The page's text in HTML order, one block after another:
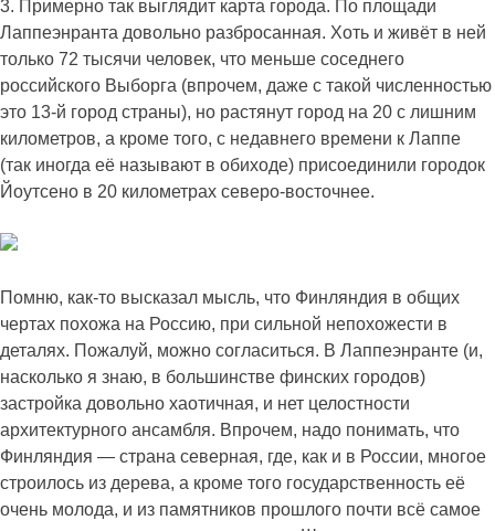
3. Примерно так выглядит карта города. По площади
Лаппеэнранта довольно разбросанная. Хоть и живёт в ней
только 72 тысячи человек, что меньше соседнего
российского Выборга (впрочем, даже с такой численностью
это 13-й город страны), но растянут город на 20 с лишним
километров, а кроме того, с недавнего времени к Лаппе
(так иногда её называют в обиходе) присоединили городок
Йоутсено в 20 километрах северо-восточнее.
Помню, как-то высказал мысль, что Финляндия в общих
чертах похожа на Россию, при сильной непохожести в
деталях. Пожалуй, можно согласиться. В Лаппеэнранте (и,
насколько я знаю, в большинстве финских городов)
застройка довольно хаотичная, и нет целостности
архитектурного ансамбля. Впрочем, надо понимать, что
Финляндия — страна северная, где, как и в России, многое
строилось из дерева, а кроме того государственность её
очень молода, и из памятников прошлого почти всё самое